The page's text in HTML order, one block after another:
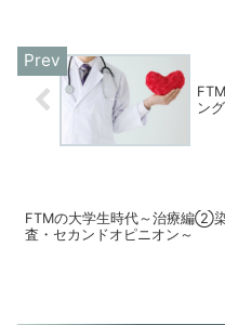
ン
FTMの大学生時代～治療編②
査・セカンドオピニオン～